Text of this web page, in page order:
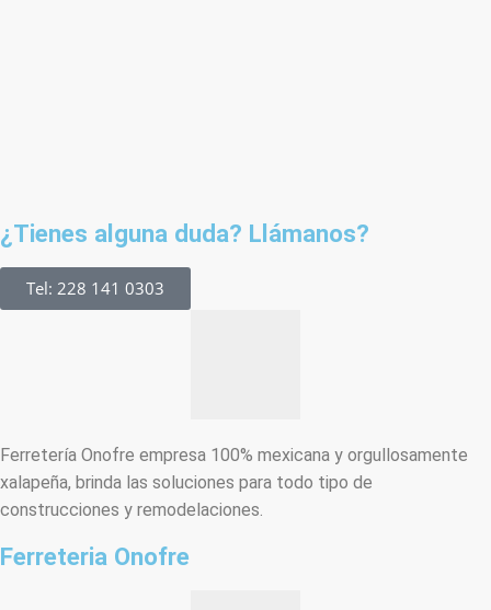
¿Tienes alguna duda? Llámanos?
Tel: 228 141 0303
Ferretería Onofre empresa 100% mexicana y orgullosamente
xalapeña, brinda las soluciones para todo tipo de
construcciones y remodelaciones.
Ferreteria Onofre